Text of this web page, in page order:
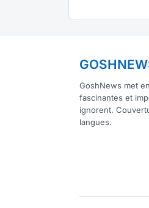
GoshNews met
fascinantes et
ignorent.
langues.